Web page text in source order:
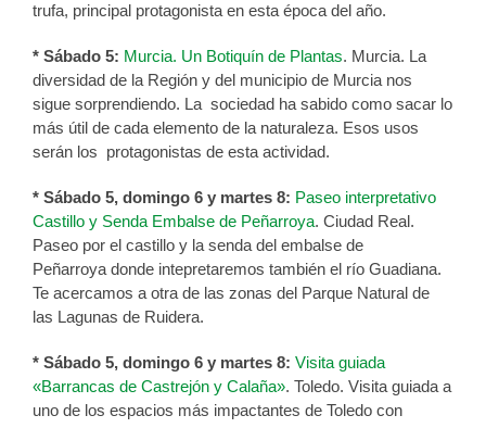
trufa, principal protagonista en esta época del año.
* Sábado 5: Murcia. Un Botiquín de Plantas. Murcia. La
diversidad de la Región y del municipio de Murcia nos
sigue sorprendiendo. La sociedad ha sabido como sacar lo
más útil de cada elemento de la naturaleza. Esos usos
serán los protagonistas de esta actividad.
* Sábado 5, domingo 6 y martes 8: Paseo interpretativo
Castillo y Senda Embalse de Peñarroya. Ciudad Real.
Paseo por el castillo y la senda del embalse de
Peñarroya donde intepretaremos también el río Guadiana.
Te acercamos a otra de las zonas del Parque Natural de
las Lagunas de Ruidera.
* Sábado 5, domingo 6 y martes 8: Visita guiada
«Barrancas de Castrejón y Calaña». Toledo. Visita guiada a
uno de los espacios más impactantes de Toledo con